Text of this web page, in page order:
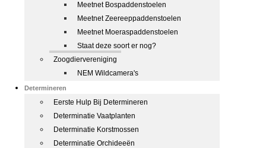
Meetnet Bospaddenstoelen
Meetnet Zeereeppaddenstoelen
Meetnet Moeraspaddenstoelen
Staat deze soort er nog?
Zoogdiervereniging
NEM Wildcamera's
Determineren
Eerste Hulp Bij Determineren
Determinatie Vaatplanten
Determinatie Korstmossen
Determinatie Orchideeën